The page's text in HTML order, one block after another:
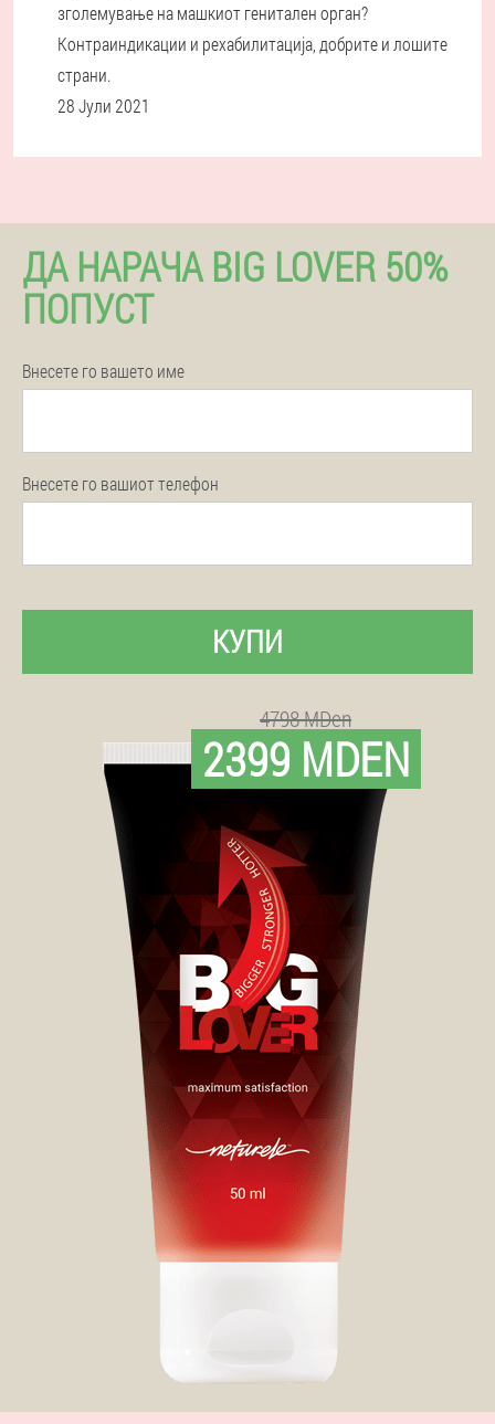
зголемување на машкиот генитален орган?
Контраиндикации и рехабилитација, добрите и лошите
страни.
28 Јули 2021
ДА НАРАЧА BIG LOVER 50%
ПОПУСТ
Внесете го вашето име
Внесете го вашиот телефон
КУПИ
4798 MDen
2399 MDEN